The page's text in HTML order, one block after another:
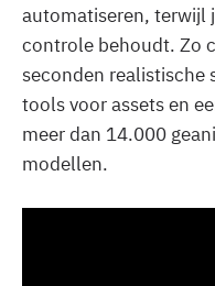
automatiseren, terwijl
controle behoudt. Zo
seconden realistische
tools voor assets en
meer dan 14.000
modellen.